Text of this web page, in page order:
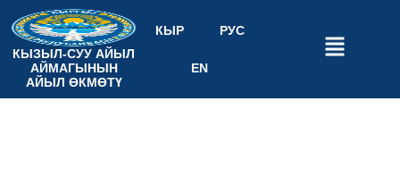
КЫЗЫЛ-СУУ АЙЫЛ
АЙМАГЫНЫН
АЙЫЛ ӨКМӨТҮ
КЫР РУС
EN